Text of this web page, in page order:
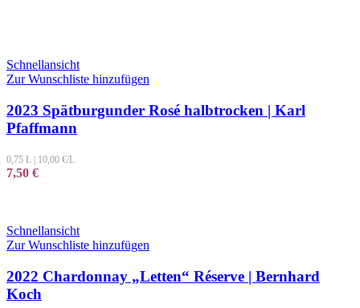
Schnellansicht
Zur Wunschliste hinzufügen
2023 Spätburgunder Rosé halbtrocken | Karl
Pfaffmann
0,75 L 10,00 €/L
7,50 €
Schnellansicht
Zur Wunschliste hinzufügen
2022 Chardonnay „Letten“ Réserve | Bernhard
Koch